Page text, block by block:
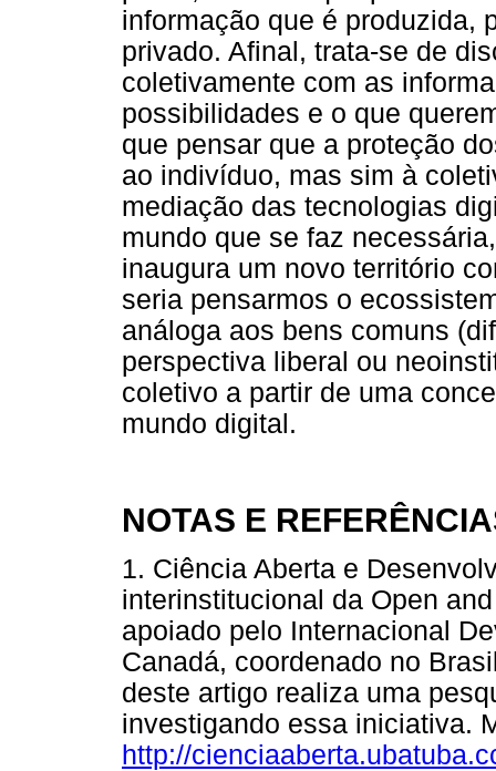
informação que é produzida,
privado. Afinal, trata-se de
coletivamente com as
possibilidades e o que
que pensar que a proteção
ao indivíduo, mas sim à
mediação das tecnologias
mundo que se faz
inaugura um novo território
seria pensarmos o
análoga aos bens comuns
perspectiva liberal ou
coletivo a partir de uma
mundo digital.
NOTAS E
1. Ciência Aberta e
interinstitucional da Open
apoiado pelo Internacional
Canadá, coordenado no
deste artigo realiza uma
investigando essa iniciativa.
http://